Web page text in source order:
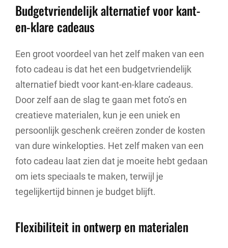
Budgetvriendelijk alternatief voor kant-
en-klare cadeaus
Een groot voordeel van het zelf maken van een
foto cadeau is dat het een budgetvriendelijk
alternatief biedt voor kant-en-klare cadeaus.
Door zelf aan de slag te gaan met foto’s en
creatieve materialen, kun je een uniek en
persoonlijk geschenk creëren zonder de kosten
van dure winkelopties. Het zelf maken van een
foto cadeau laat zien dat je moeite hebt gedaan
om iets speciaals te maken, terwijl je
tegelijkertijd binnen je budget blijft.
Flexibiliteit in ontwerp en materialen